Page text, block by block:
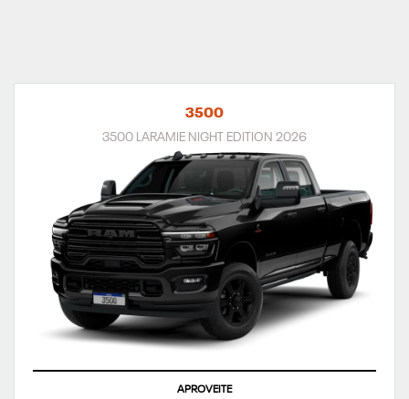
3500
3500 LARAMIE NIGHT EDITION 2026
APROVEITE